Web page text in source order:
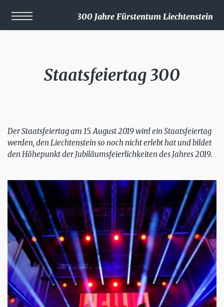
300 Jahre Fürstentum Liechtenstein
Staatsfeiertag 300
Der Staatsfeiertag am 15. August 2019 wird ein Staatsfeiertag
werden, den Liechtenstein so noch nicht erlebt hat und bildet
den Höhepunkt der Jubiläumsfeierlichkeiten des Jahres 2019.